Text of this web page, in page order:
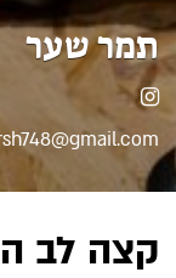
תמר שער
אינסטגרם
קצה לב